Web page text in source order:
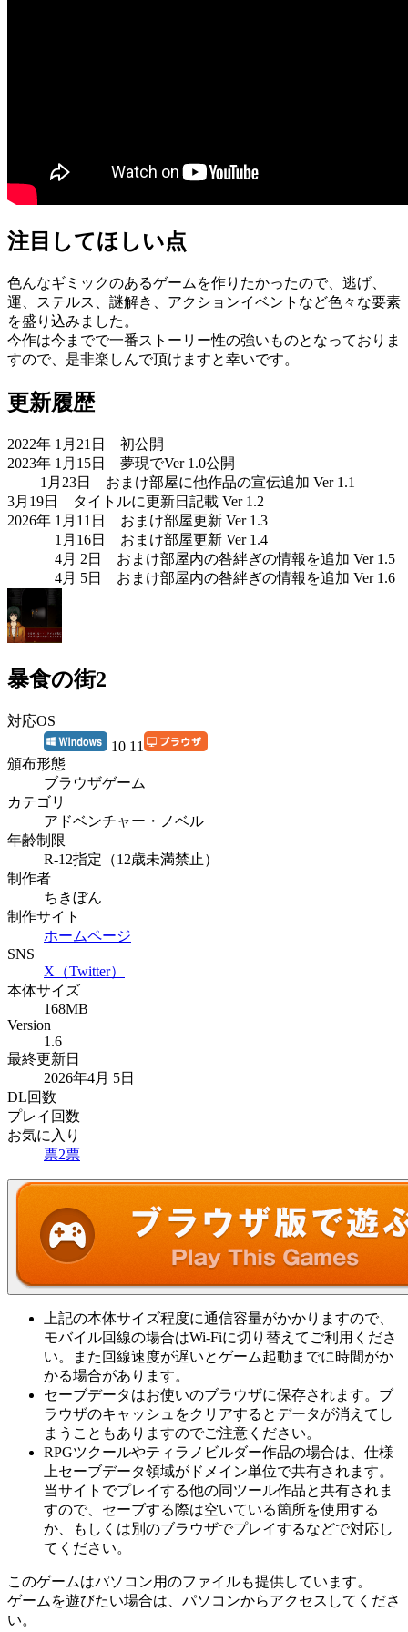
注目してほしい点
色んなギミックのあるゲームを作りたかったので、逃げ、
運、ステルス、謎解き、アクションイベントなど色々な要素
を盛り込みました。
今作は今までで一番ストーリー性の強いものとなっておりま
すので、是非楽しんで頂けますと幸いです。
更新履歴
2022年 1月21日 初公開
2023年 1月15日 夢現でVer 1.0公開
1月23日 おまけ部屋に他作品の宣伝追加 Ver 1.1
3月19日 タイトルに更新日記載 Ver 1.2
2026年 1月11日 おまけ部屋更新 Ver 1.3
1月16日 おまけ部屋更新 Ver 1.4
4月 2日 おまけ部屋内の咎絆ぎの情報を追加 Ver 1.5
4月 5日 おまけ部屋内の咎絆ぎの情報を追加 Ver 1.6
暴食の街2
対応OS
10 11
頒布形態
ブラウザゲーム
カテゴリ
アドベンチャー・ノベル
年齢制限
R-12指定（12歳未満禁止）
制作者
ちきぼん
制作サイト
ホームページ
SNS
X（Twitter）
本体サイズ
168MB
Version
1.6
最終更新日
2026年4月 5日
DL回数
プレイ回数
お気に入り
票2票
上記の本体サイズ程度に通信容量がかかりますので、
モバイル回線の場合はWi-Fiに切り替えてご利用くださ
い。また回線速度が遅いとゲーム起動までに時間がか
かる場合があります。
セーブデータはお使いのブラウザに保存されます。ブ
ラウザのキャッシュをクリアするとデータが消えてし
まうこともありますのでご注意ください。
RPGツクールやティラノビルダー作品の場合は、仕様
上セーブデータ領域がドメイン単位で共有されます。
当サイトでプレイする他の同ツール作品と共有されま
すので、セーブする際は空いている箇所を使用する
か、もしくは別のブラウザでプレイするなどで対応し
てください。
このゲームはパソコン用のファイルも提供しています。
ゲームを遊びたい場合は、パソコンからアクセスしてくださ
い。